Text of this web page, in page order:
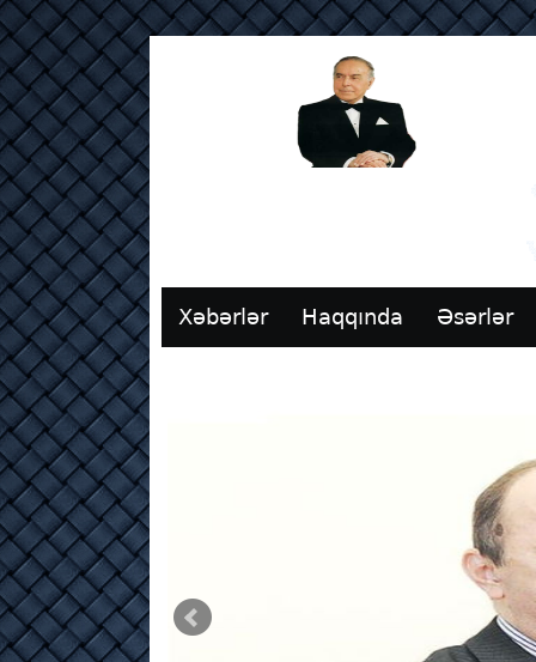
Xəbərlər Haqqında Əsərlər